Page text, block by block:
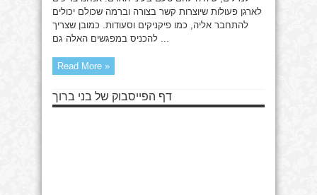
לארגן פעולות שיוצרות קשר בצורה וברמה שכולם יכולים
להתחבר אליה, כמו פיקניקים וסעודות. כמובן שצריך
להכניס במפגשים האלה גם ...
Read More »
דף הפייסבוק של בני ברוך